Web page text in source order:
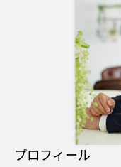
プロフィール